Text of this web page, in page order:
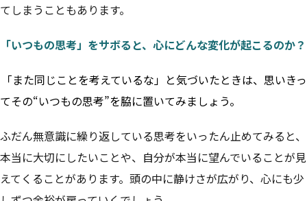
てしまうこともあります。
「いつもの思考」をサボると、心にどんな変化が起こるのか？
「また同じことを考えているな」と気づいたときは、思いきっ
てその“いつもの思考”を脇に置いてみましょう。
ふだん無意識に繰り返している思考をいったん止めてみると、
本当に大切にしたいことや、自分が本当に望んでいることが見
えてくることがあります。頭の中に静けさが広がり、心にも少